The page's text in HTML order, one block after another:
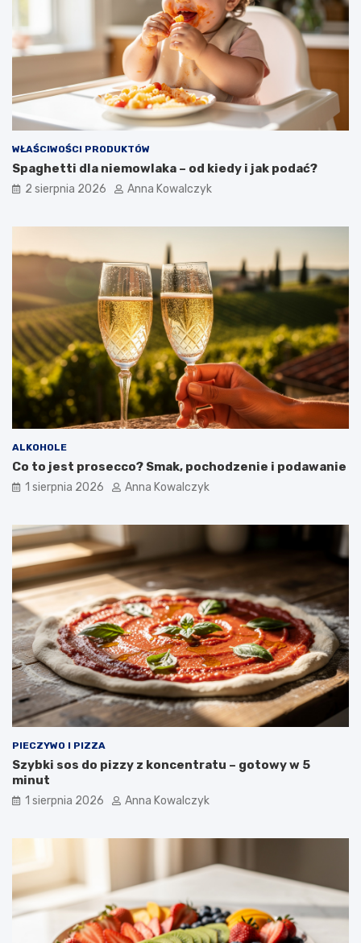
WŁAŚCIWOŚCI PRODUKTÓW
Spaghetti dla niemowlaka – od kiedy i jak podać?
2 sierpnia 2026 Anna Kowalczyk
ALKOHOLE
Co to jest prosecco? Smak, pochodzenie i podawanie
1 sierpnia 2026 Anna Kowalczyk
PIECZYWO I PIZZA
Szybki sos do pizzy z koncentratu – gotowy w 5
minut
1 sierpnia 2026 Anna Kowalczyk